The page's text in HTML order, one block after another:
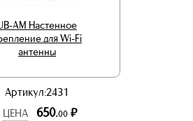
AM Настенное
для Wi-Fi
антенны
Артикул:2431
ЦЕНА
650.00 р.